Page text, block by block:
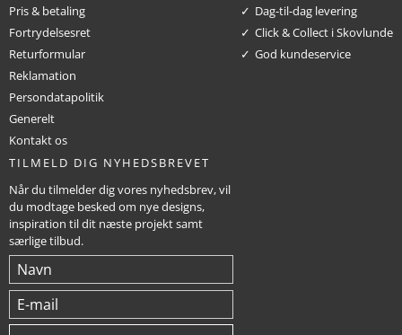
Pris & betaling
Fortrydelsesret
Returformular
Reklamation
Persondatapolitik
Generelt
Kontakt os
Dag-til-dag levering
Click & Collect i Skovlunde
God kundeservice
TILMELD DIG NYHEDSBREVET
Når du tilmelder dig vores nyhedsbrev, vil
du modtage besked om nye designs,
inspiration til dit næste projekt samt
særlige tilbud.